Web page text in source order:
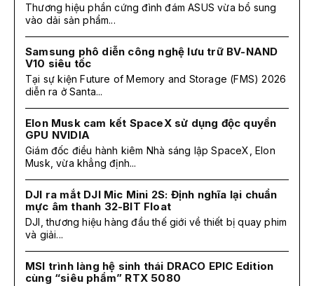
Thương hiệu phần cứng đình đám ASUS vừa bổ sung
vào dải sản phẩm...
Samsung phô diễn công nghệ lưu trữ BV-NAND
V10 siêu tốc
Tại sự kiện Future of Memory and Storage (FMS) 2026
diễn ra ở Santa...
Elon Musk cam kết SpaceX sử dụng độc quyền
GPU NVIDIA
Giám đốc điều hành kiêm Nhà sáng lập SpaceX, Elon
Musk, vừa khẳng định...
DJI ra mắt DJI Mic Mini 2S: Định nghĩa lại chuẩn
mực âm thanh 32-BIT Float
DJI, thương hiệu hàng đầu thế giới về thiết bị quay phim
và giải...
MSI trình làng hệ sinh thái DRACO EPIC Edition
cùng “siêu phẩm” RTX 5080